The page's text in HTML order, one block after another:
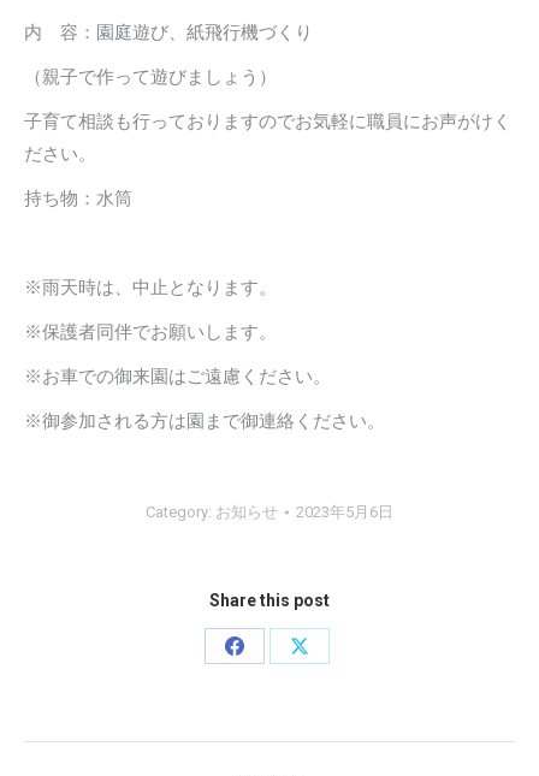
内 容：園庭遊び、紙飛行機づくり
（親子で作って遊びましょう）
子育て相談も行っておりますのでお気軽に職員にお声がけく
ださい。
持ち物：水筒
※雨天時は、中止となります。
※保護者同伴でお願いします。
※お車での御来園はご遠慮ください。
※御参加される方は園まで御連絡ください。
Category: お知らせ 2023年5月6日
Share this post
Share
Share